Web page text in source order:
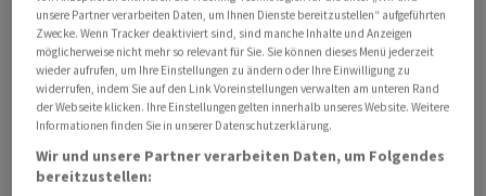
KI-Lösungen wachse. Also sieht sich gut positioniert,
davon zu profitieren.
awp-robot/rw
(AWP)
unsere Partner verarbeiten Daten, um Ihnen Dienste bereitzustellen“ aufgeführten
Zwecke. Wenn Tracker deaktiviert sind, sind manche Inhalte und Anzeigen
möglicherweise nicht mehr so relevant für Sie. Sie können dieses Menü jederzeit
wieder aufrufen, um Ihre Einstellungen zu ändern oder Ihre Einwilligung zu
widerrufen, indem Sie auf den Link Voreinstellungen verwalten am unteren Rand
der Webseite klicken. Ihre Einstellungen gelten innerhalb unseres Website. Weitere
Informationen finden Sie in unserer Datenschutzerklärung.
Wir und unsere Partner verarbeiten Daten, um Folgendes
bereitzustellen: